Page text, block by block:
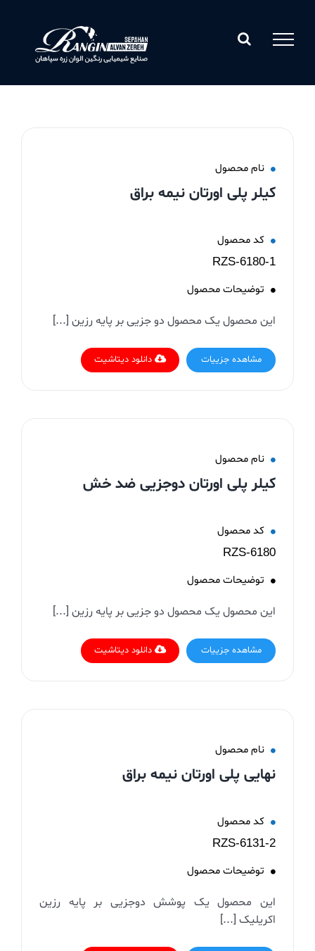
content
نام محصول
کیلر پلی اورتان نیمه براق
کد محصول
RZS-6180-1
توضیحات محصول
این محصول یک محصول دو جزیی بر پایه رزین [...]
مشاهده جزییات دانلود دیتاشیت
نام محصول
کیلر پلی اورتان دوجزیی ضد خش
کد محصول
RZS-6180
توضیحات محصول
این محصول یک محصول دو جزیی بر پایه رزین [...]
مشاهده جزییات دانلود دیتاشیت
نام محصول
نهایی پلی اورتان نیمه براق
کد محصول
RZS-6131-2
توضیحات محصول
این محصول یک پوشش دوجزیی بر پایه رزین
اکریلیک [...]